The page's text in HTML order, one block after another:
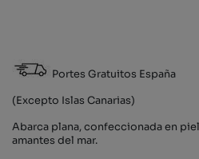
Portes Gratuitos España
(Excepto Islas Canarias)
Abarca plana, confeccionada en
amantes del mar.